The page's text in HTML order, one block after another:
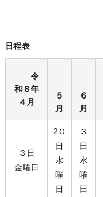
日程表
令
和８年
４月
５
月
６
月
３日
金曜日
2０
日
水
曜
日
３
日
水
曜
日